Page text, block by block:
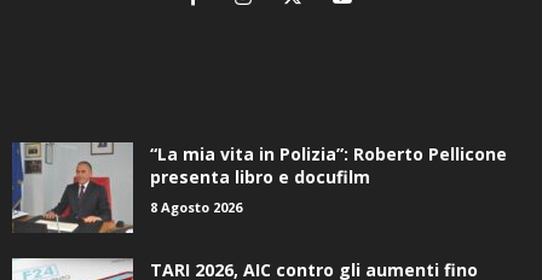
“La mia vita in Polizia”: Roberto Pellicone
presenta libro e docufilm
8 Agosto 2026
TARI 2026, AIC contro gli aumenti fino